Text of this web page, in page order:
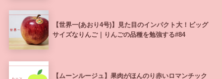
【世界一(あおり4号)】見た目のインパクト大！ビッグ
サイズなりんご｜りんごの品種を勉強する#84
【ムーンルージュ】果肉がほんのり赤いロマンチック